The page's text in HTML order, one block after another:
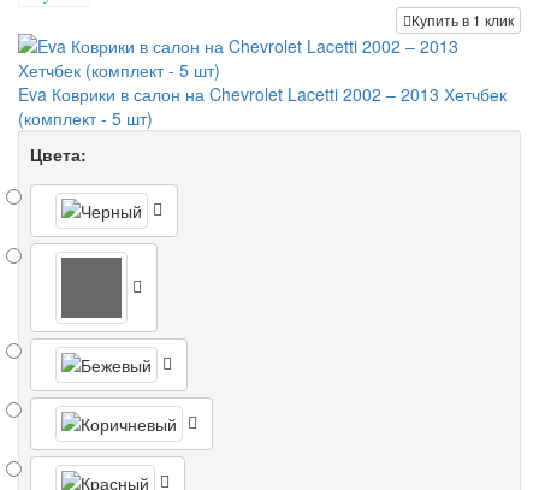
Купить в 1 клик
Eva Коврики в салон на Chevrolet Lacetti 2002 – 2013 Хетчбек
(комплект - 5 шт)
Цвета: